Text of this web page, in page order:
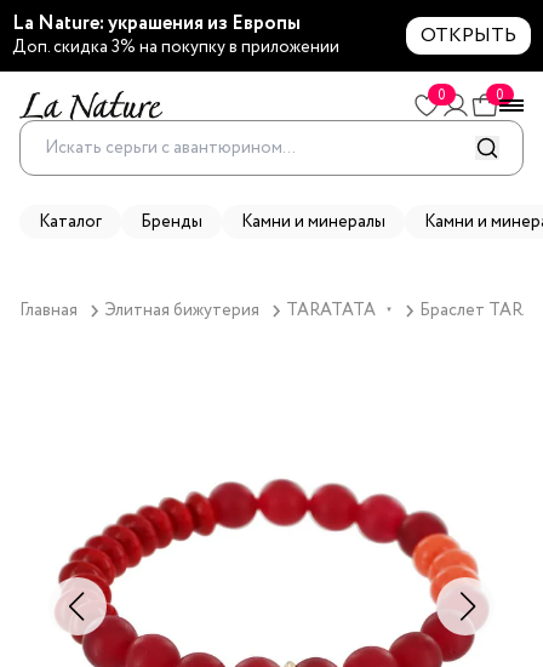
La Nature: украшения из Европы
Доп. скидка 3% на покупку в приложении ОТКРЫТЬ
0 0
Каталог Бренды Камни и минералы Камни и
Главная Элитная бижутерия TARATATA ▼ Браслет